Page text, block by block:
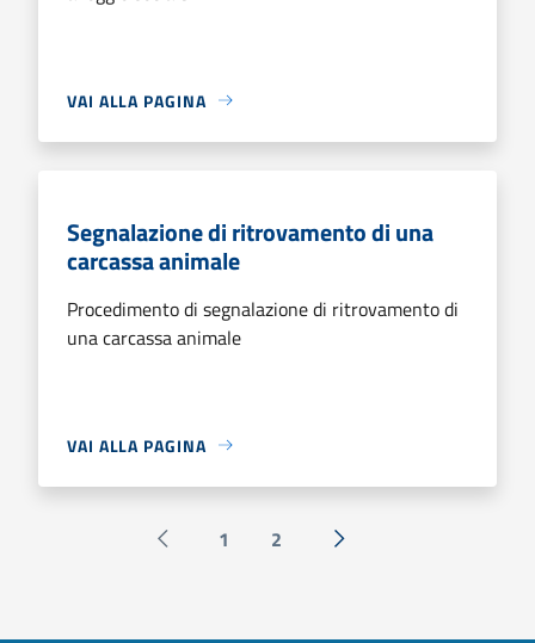
VAI ALLA PAGINA
Segnalazione di ritrovamento di una
carcassa animale
Procedimento di segnalazione di ritrovamento di
una carcassa animale
VAI ALLA PAGINA
Pagina precedente
1 2 Successiva »